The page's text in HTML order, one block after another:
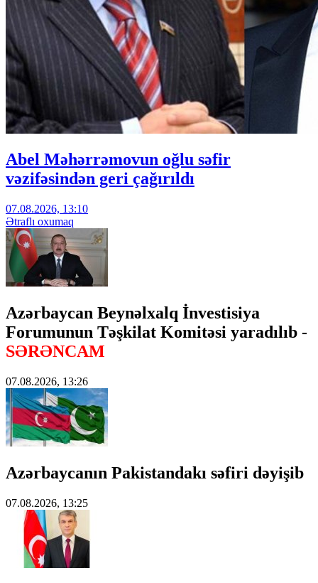
Abel Məhərrəmovun oğlu səfir
vəzifəsindən geri çağırıldı
07.08.2026, 13:10
Ətraflı oxumaq
Azərbaycan Beynəlxalq İnvestisiya
Forumunun Təşkilat Komitəsi yaradılıb -
SƏRƏNCAM
07.08.2026, 13:26
Azərbaycanın Pakistandakı səfiri dəyişib
07.08.2026, 13:25